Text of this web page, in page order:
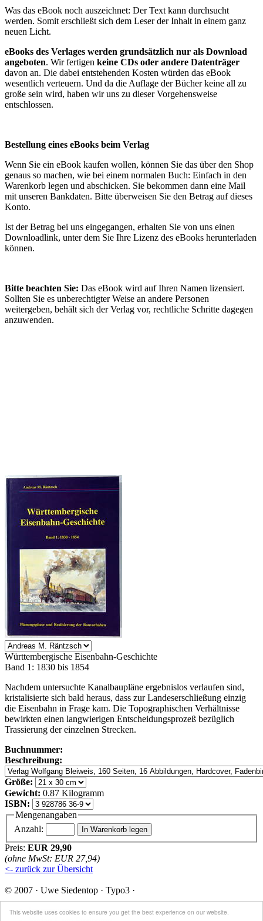
This website uses cookies to ensure you get the best experience on our website.
Was das eBook noch auszeichnet: Der Text kann durchsucht
werden. Somit erschließt sich dem Leser der Inhalt in einem ganz
neuen Licht.
eBooks des Verlages werden grundsätzlich nur als Download
angeboten. Wir fertigen keine CDs oder andere Datenträger
davon an. Die dabei entstehenden Kosten würden das eBook
wesentlich verteuern. Und da die Auflage der Bücher keine all zu
große sein wird, haben wir uns zu dieser Vorgehensweise
entschlossen.
Bestellung eines eBooks beim Verlag
Wenn Sie ein eBook kaufen wollen, können Sie das über den Shop
genaus so machen, wie bei einem normalen Buch: Einfach in den
Warenkorb legen und abschicken. Sie bekommen dann eine Mail
mit unseren Bankdaten. Bitte überweisen Sie den Betrag auf dieses
Konto.
Ist der Betrag bei uns eingegangen, erhalten Sie von uns einen
Downloadlink, unter dem Sie Ihre Lizenz des eBooks herunterladen
können.
Bitte beachten Sie: Das eBook wird auf Ihren Namen lizensiert.
Sollten Sie es unberechtigter Weise an andere Personen
weitergeben, behält sich der Verlag vor, rechtliche Schritte dagegen
anzuwenden.
Württembergische Eisenbahn-Geschichte
Band 1: 1830 bis 1854
Nachdem untersuchte Kanalbaupläne ergebnislos verlaufen sind,
kristalisierte sich bald heraus, dass zur Landeserschließung einzig
die Eisenbahn in Frage kam. Die Topographischen Verhältnisse
bewirkten einen langwierigen Entscheidungsprozeß bezüglich
Trassierung der einzelnen Strecken.
Buchnummer:
Beschreibung:
Größe:
Gewicht: 0.87 Kilogramm
ISBN:
Mengenangaben
Anzahl:
Preis: EUR 29,90
(ohne MwSt: EUR 27,94)
<- zurück zur Übersicht
© 2007 · Uwe Siedentop · Typo3 ·
Impressum